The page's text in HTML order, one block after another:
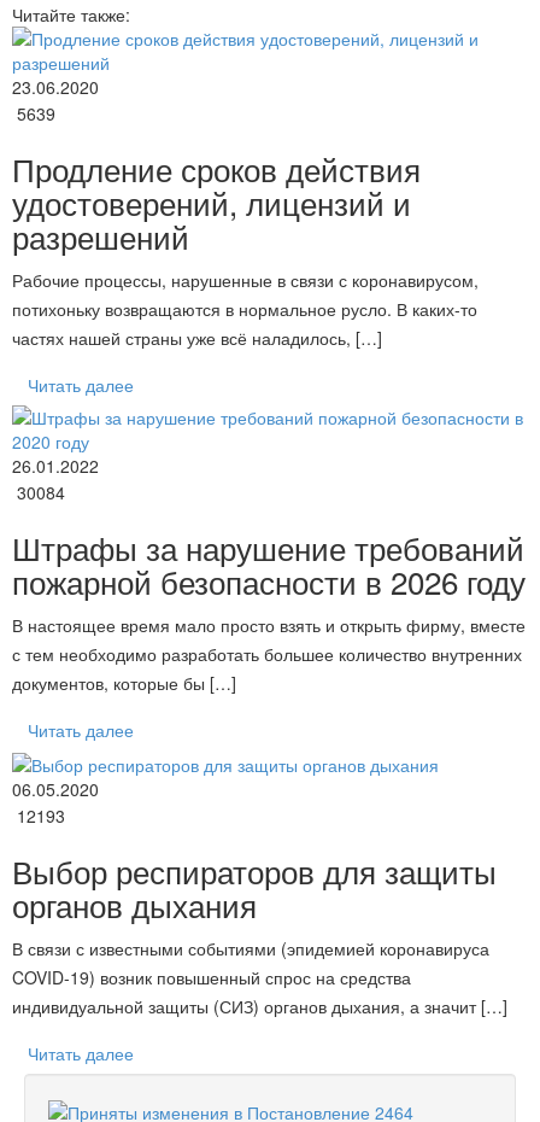
Читайте также:
23.06.2020
5639
Продление сроков действия
удостоверений, лицензий и
разрешений
Рабочие процессы, нарушенные в связи с коронавирусом,
потихоньку возвращаются в нормальное русло. В каких-то
частях нашей страны уже всё наладилось, […]
Читать далее
26.01.2022
30084
Штрафы за нарушение требований
пожарной безопасности в 2026 году
В настоящее время мало просто взять и открыть фирму, вместе
с тем необходимо разработать большее количество внутренних
документов, которые бы […]
Читать далее
06.05.2020
12193
Выбор респираторов для защиты
органов дыхания
В связи с известными событиями (эпидемией коронавируса
COVID-19) возник повышенный спрос на средства
индивидуальной защиты (СИЗ) органов дыхания, а значит […]
Читать далее